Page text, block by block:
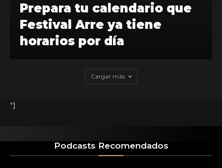
Prepara tu calendario que
Festival Arre ya tiene
horarios por día
Cargar más
"]
Podcasts Recomendados